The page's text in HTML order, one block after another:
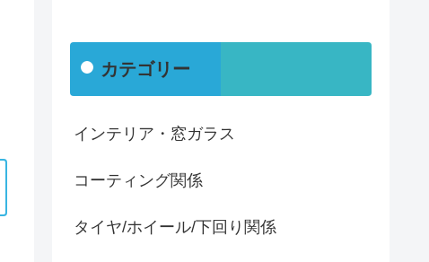
カテゴリー
インテリア・窓ガラス
コーティング関係
タイヤ/ホイール/下回り関係